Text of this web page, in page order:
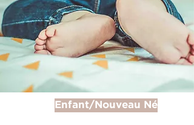
Enfant/Nouveau Né